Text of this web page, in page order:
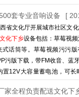
套专业音响设备 [
省文化厅开展城市社区文
化下乡设备包括：草莓视
话筒等。草莓视频污污
污版下载，带FM收音、蓝
12V大容量蓄电池，可
家全程负责配送文化下